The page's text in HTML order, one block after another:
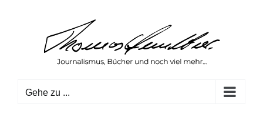
springen
Gehe zu ...